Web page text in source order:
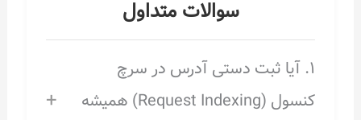
سوالات متداول
۱. آیا ثبت دستی آدرس در سرچ
کنسول (Request Indexing) همیشه
+